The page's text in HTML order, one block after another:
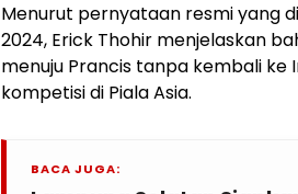
Menurut pernyataan resmi yang
2024, Erick Thohir menjelaskan
menuju Prancis tanpa kembali ke
kompetisi di Piala Asia.
BACA JUGA: